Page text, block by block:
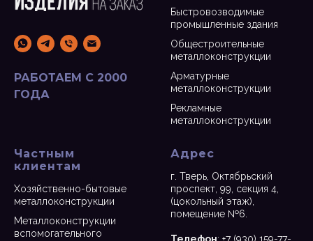
РАБОТАЕМ С 2000
ГОДА
Быстровозводимые
промышленные здания
Общестроительные
металлоконструкции
Арматурные
металлоконструкции
Рекламные
металлоконструкции
Частным
клиентам
Хозяйственно-бытовые
металлоконструкции
Металлоконструкции
вспомогательного
Адрес
г. Тверь, Октябрьский
проспект, 99, секция 4,
(цокольный этаж),
помещение №6.